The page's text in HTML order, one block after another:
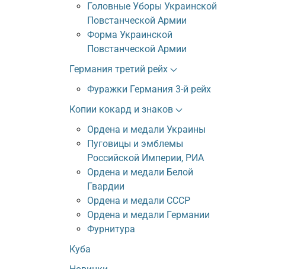
Головные Уборы Украинской
Повстанческой Армии
Форма Украинской
Повстанческой Армии
Германия третий рейх
Фуражки Германия 3-й рейх
Копии кокард и знаков
Ордена и медали Украины
Пуговицы и эмблемы
Российской Империи, РИА
Ордена и медали Белой
Гвардии
Ордена и медали СССР
Ордена и медали Германии
Фурнитура
Куба